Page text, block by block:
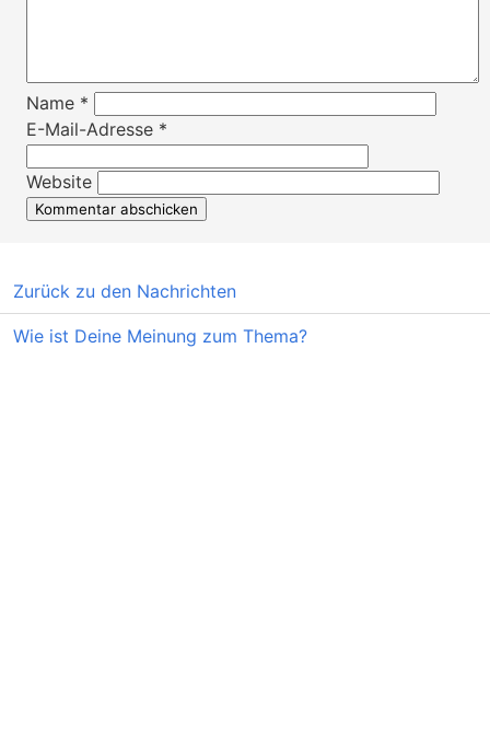
Name *
E-Mail-Adresse *
Website
Zurück zu den Nachrichten
Wie ist Deine Meinung zum Thema?